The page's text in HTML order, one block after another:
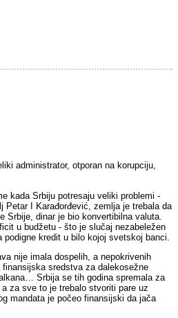
administrator, otporan na korupciju,
kada Srbiju potresaju veliki problemi -
Petar I Karađorđević, zemlja je trebala da
dinar je bio konvertibilna valuta.
u budžetu - što je slučaj nezabeležen
kredit u bilo kojoj svetskoj banci.
nije imala dospelih, a nepokrivenih
sredstva za dalekosežne
Srbija se tih godina spremala za
za sve to je trebalo stvoriti pare uz
mandata je počeo finansijski da jača